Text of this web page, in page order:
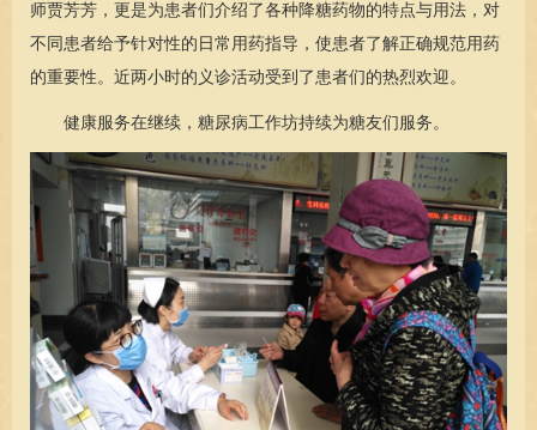
师贾芳芳 ，更是为患者们介绍了各种降糖药物的特点与用法，对
不同患者给予针对性的日常用药指导，使患者了解正确规范用药
的重要性。近两小时的义诊活动受到了患者们的热烈欢迎。
健康服务在继续，糖尿病工作坊持续为糖友们服务。